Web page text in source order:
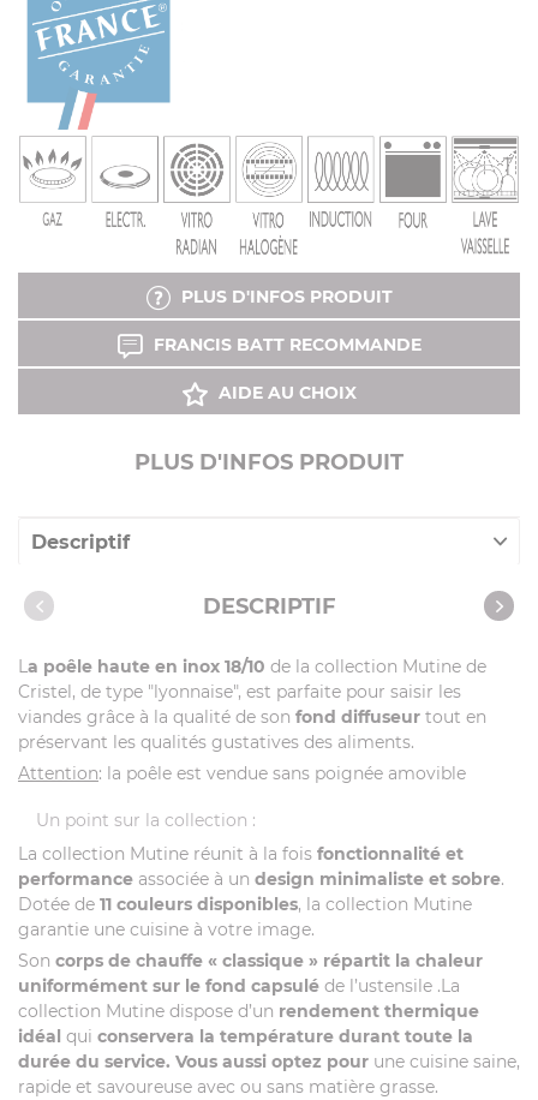
PLUS D'INFOS PRODUIT
FRANCIS BATT RECOMMANDE
AIDE AU CHOIX
PLUS D'INFOS PRODUIT
Descriptif
Caractéristiques DESCRIPTIF
La poêle haute en inox 18/10 de la collection Mutine de
Cristel, de type "lyonnaise", est parfaite pour saisir les
viandes grâce à la qualité de son fond diffuseur tout en
préservant les qualités gustatives des aliments.
Attention: la poêle est vendue sans poignée amovible
Un point sur la collection :
La collection Mutine réunit à la fois fonctionnalité et
performance associée à un design minimaliste et sobre.
Dotée de 11 couleurs disponibles, la collection Mutine
garantie une cuisine à votre image.
Son corps de chauffe « classique » répartit la chaleur
uniformément sur le fond capsulé de l’ustensile .La
collection Mutine dispose d’un rendement thermique
idéal qui conservera la température durant toute la
durée du service. Vous aussi optez pour une cuisine saine,
rapide et savoureuse avec ou sans matière grasse.